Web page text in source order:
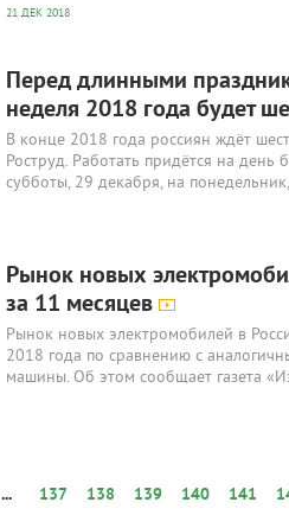
21 ДЕК 2018
Перед длинными
неделя 2018 года будет
В конце 2018 года россиян ждёт
Роструд. Работать придётся на
субботы, 29 декабря, на
Рынок новых
за 11 месяцев
Рынок новых электромобилей в
2018 года по сравнению с
машины. Об этом сообщает газета
... 137 138 139 140 141